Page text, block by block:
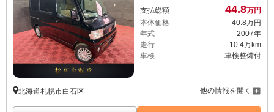
支払総額 44.8万円
本体価格
40.8万円
年式
2007年
走行
10.4万km
車検
車検整備付
北海道札幌市白石区 他の情報を開く